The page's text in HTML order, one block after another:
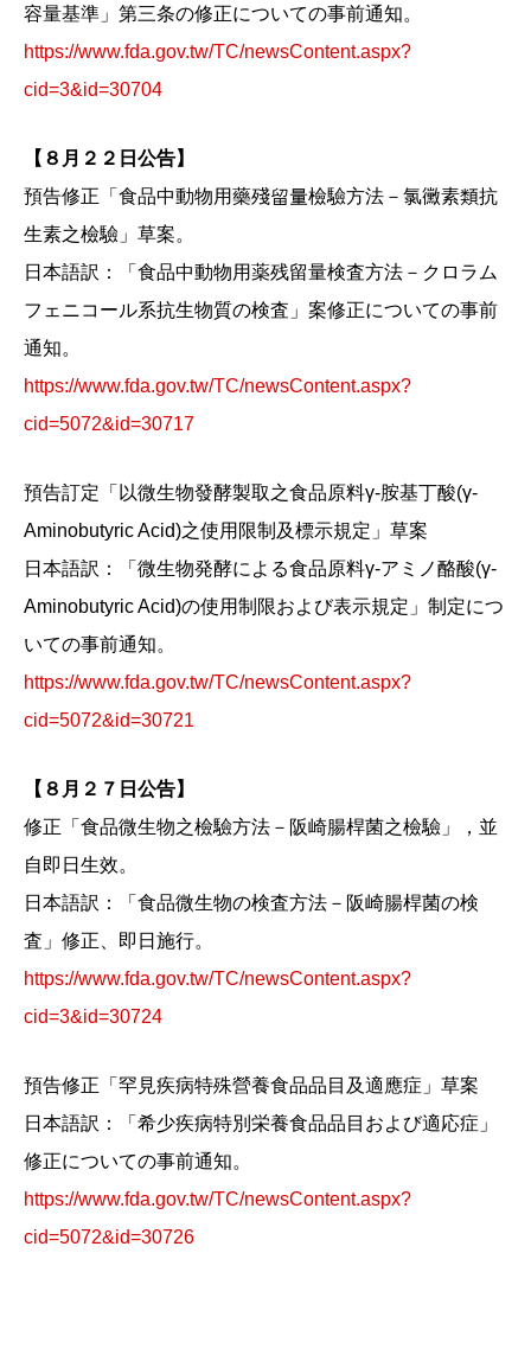
容量基準」第三条の修正についての事前通知。
https://www.fda.gov.tw/TC/newsContent.aspx?
cid=3&id=30704
【８月２２日公告】
預告修正「食品中動物用藥殘留量檢驗方法－氯黴素類抗
生素之檢驗」草案。
日本語訳：「食品中動物用薬残留量検査方法－クロラム
フェニコール系抗生物質の検査」案修正についての事前
通知。
https://www.fda.gov.tw/TC/newsContent.aspx?
cid=5072&id=30717
預告訂定「以微生物發酵製取之食品原料γ-胺基丁酸(γ-
Aminobutyric Acid)之使用限制及標示規定」草案
日本語訳：「微生物発酵による食品原料γ-アミノ酪酸(γ-
Aminobutyric Acid)の使用制限および表示規定」制定につ
いての事前通知。
https://www.fda.gov.tw/TC/newsContent.aspx?
cid=5072&id=30721
【８月２７日公告】
修正「食品微生物之檢驗方法－阪崎腸桿菌之檢驗」，並
自即日生效。
日本語訳：「食品微生物の検査方法－阪崎腸桿菌の検
査」修正、即日施行。
https://www.fda.gov.tw/TC/newsContent.aspx?
cid=3&id=30724
預告修正「罕見疾病特殊營養食品品目及適應症」草案
日本語訳：「希少疾病特別栄養食品品目および適応症」
修正についての事前通知。
https://www.fda.gov.tw/TC/newsContent.aspx?
cid=5072&id=30726